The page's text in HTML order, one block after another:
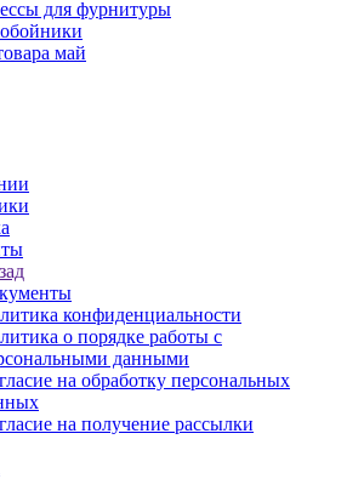
для фурнитуры
май
конфиденциальности
о порядке работы с
данными
на обработку персональных
на получение рассылки